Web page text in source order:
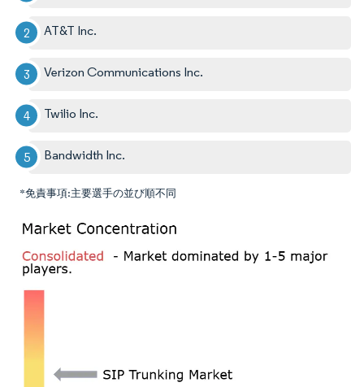
AT&T Inc.
Verizon Communications Inc.
Twilio Inc.
Bandwidth Inc.
*免責事項:主要選手の並び順不同